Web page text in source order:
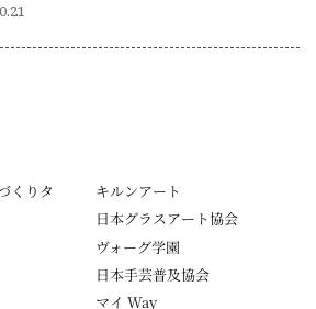
くりタ
キルンアート
日本グラスアート協会
ヴォーグ学園
日本手芸普及協会
マイ Way